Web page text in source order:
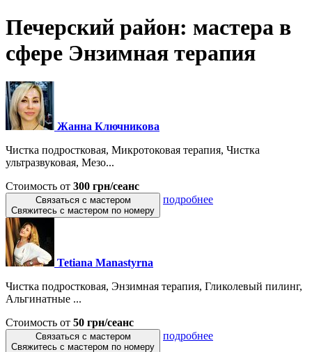
Печерский район: мастера в
сфере Энзимная терапия
Жанна Ключникова
Чистка подростковая, Микротоковая терапия, Чистка
ультразвуковая, Мезо...
Стоимость от 300 грн/сеанс
Связаться с мастером
Свяжитесь с мастером по номеру
подробнее
Tetiana Manastyrna
Чистка подростковая, Энзимная терапия, Гликолевый пилинг,
Альгинатные ...
Стоимость от 50 грн/сеанс
Связаться с мастером
Свяжитесь с мастером по номеру
подробнее